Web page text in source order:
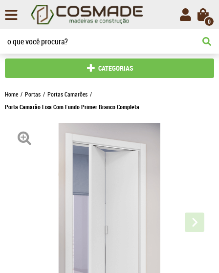
0
CATEGORIAS
Home Portas
Portas Camarões
Porta Camarão Lisa Com Fundo Primer Branco Completa